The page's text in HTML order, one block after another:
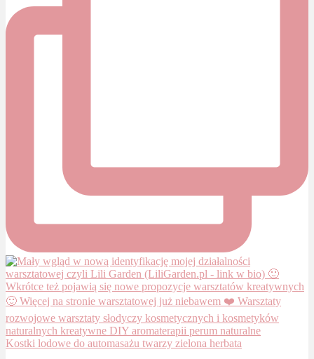
Kostki lodowe do automasażu twarzy zielona herbata